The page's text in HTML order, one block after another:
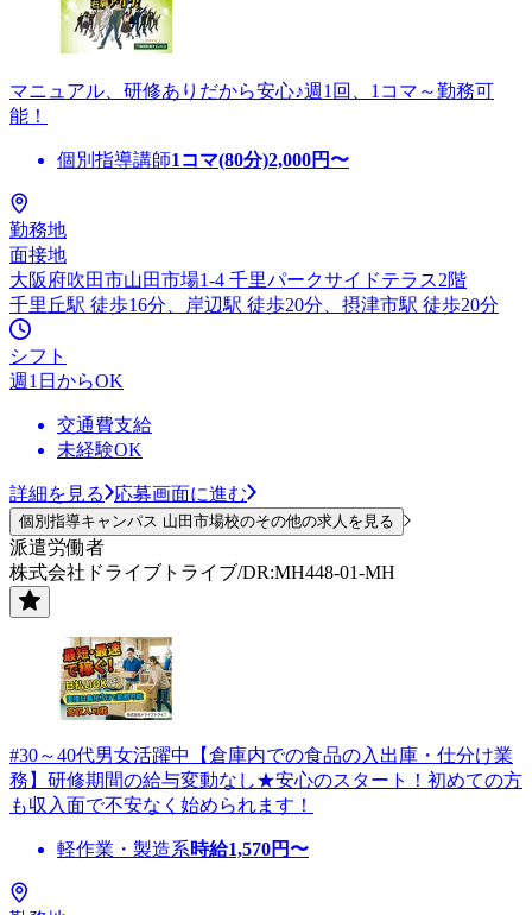
マニュアル、研修ありだから安心♪週1回、1コマ～勤務可
能！
個別指導講師1コマ(80分)2,000円〜
勤務地
面接地
大阪府吹田市山田市場1-4 千里パークサイドテラス2階
千里丘駅 徒歩16分、岸辺駅 徒歩20分、摂津市駅 徒歩20分
シフト
週1日からOK
交通費支給
未経験OK
詳細を見る 応募画面に進む
個別指導キャンパス 山田市場校のその他の求人を見る
派遣労働者
株式会社ドライブトライブ/DR:MH448-01-MH
#30～40代男女活躍中【倉庫内での食品の入出庫・仕分け業
務】研修期間の給与変動なし★安心のスタート！初めての方
も収入面で不安なく始められます！
軽作業・製造系時給1,570円〜